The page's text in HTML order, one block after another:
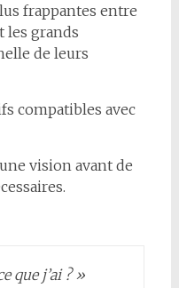
frappantes entre
les grands
de leurs
compatibles avec
vision avant de
que j’ai ? »